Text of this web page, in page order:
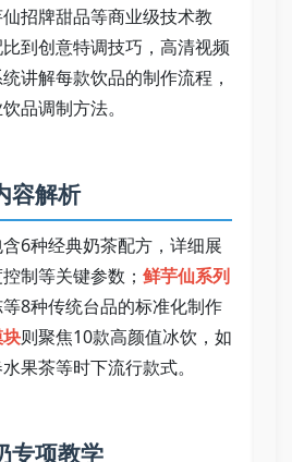
招牌甜品等商业级技术教
到创意特调技巧，高清视频
讲解每款饮品的制作流程，
品调制方法。
容解析
6种经典奶茶配方，详细展
制等关键参数； 鲜芋仙系列
8种传统台品的标准化制作
则聚焦10款高颜值冰饮，如
果茶等时下流行款式。
专项教学